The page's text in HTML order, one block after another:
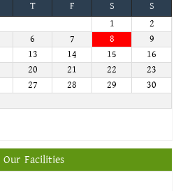
T F S
S
1
2
6 7 8
9
13 14 15
16
20 21 22
23
27 28 29
30
Our Facilities